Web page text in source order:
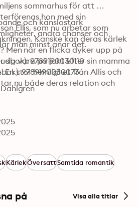
sommarhus för att
hon med sin
Ellis, som nu arbetar som
Kanske kan deras kärlek
Men när en flicka dyker upp på
sig vara på jakt efter sin mamma
En stor hemlighet från Allis och
nu både deras relation och
och känslostark
andra chanser och
man minst anar det.
9789190030110
9789190030073
KärlekÖversattSamtida romantik
på Visa alla titlar